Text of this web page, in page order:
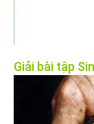
Giải bài tập